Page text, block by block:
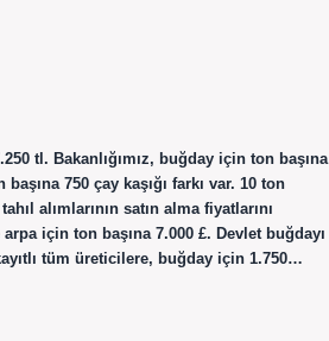
tl. Bakanlığımız, buğday için ton başına
750 çay kaşığı farkı var. 10 ton
alımlarının satın alma fiyatlarını
için ton başına 7.000 £. Devlet buğdayı
tüm üreticilere, buğday için 1.750…